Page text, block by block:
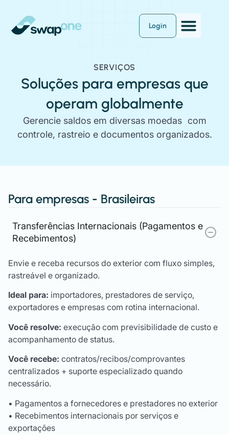
Login
SERVIÇOS
Soluções para empresas que
operam globalmente
Gerencie saldos em diversas moedas com
controle, rastreio e documentos organizados.
Para empresas - Brasileiras
Transferências Internacionais (Pagamentos e
Recebimentos)
Envie e receba recursos do exterior com fluxo simples,
rastreável e organizado.
Ideal para: importadores, prestadores de serviço,
exportadores e empresas com rotina internacional.
Você resolve: execução com previsibilidade de custo e
acompanhamento de status.
Você recebe: contratos/recibos/comprovantes
centralizados + suporte especializado quando
necessário.
• Pagamentos a fornecedores e prestadores no exterior
• Recebimentos internacionais por serviços e
exportações